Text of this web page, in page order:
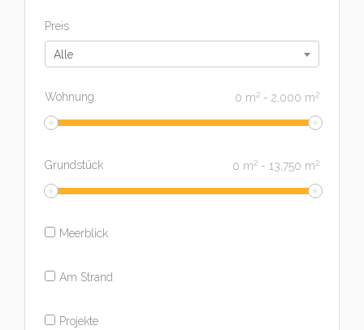
Preis
Alle
Wohnung 0 m2 - 2,000 m2
Grundstück 0 m2 - 13,750 m2
Meerblick
Am Strand
Projekte